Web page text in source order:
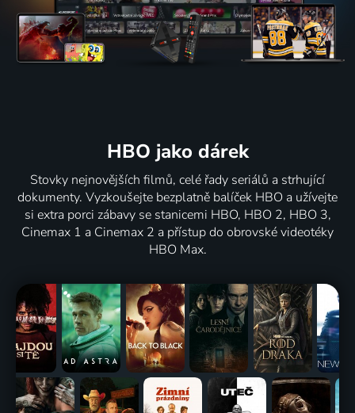
HBO jako dárek
Stovky nejnovějších filmů, celé řady seriálů a strhující
dokumenty. Vyzkoušejte bezplatně balíček HBO a užívejte
si extra porci zábavy se stanicemi HBO, HBO 2, HBO 3,
Cinemax 1 a Cinemax 2 a přístup do obrovské videotéky
HBO Max.